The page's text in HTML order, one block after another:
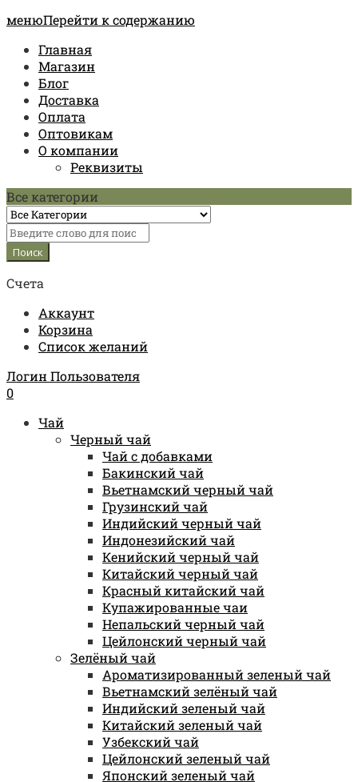
менюПерейти к содержанию
Главная
Магазин
Блог
Доставка
Оплата
Оптовикам
О компании
Реквизиты
Все категории
Счета
Аккаунт
Корзина
Список желаний
Логин Пользователя
0
Чай
Черный чай
Чай с добавками
Бакинский чай
Вьетнамский черный чай
Грузинский чай
Индийский черный чай
Индонезийский чай
Кенийский черный чай
Китайский черный чай
Красный китайский чай
Купажированные чаи
Непальский черный чай
Цейлонский черный чай
Зелёный чай
Ароматизированный зеленый чай
Вьетнамский зелёный чай
Индийский зеленый чай
Китайский зеленый чай
Узбекский чай
Цейлонский зеленый чай
Японский зеленый чай